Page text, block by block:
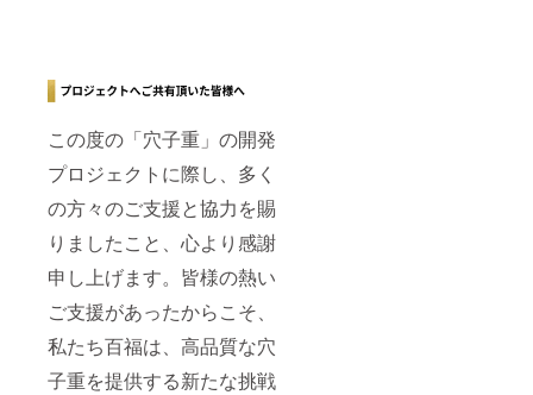
この度の「穴子重」の開発
プロジェクトに際し、多く
の方々のご支援と協力を賜
りましたこと、心より感謝
申し上げます。皆様の熱い
ご支援があったからこそ、
私たち百福は、高品質な穴
子重を提供する新たな挑戦